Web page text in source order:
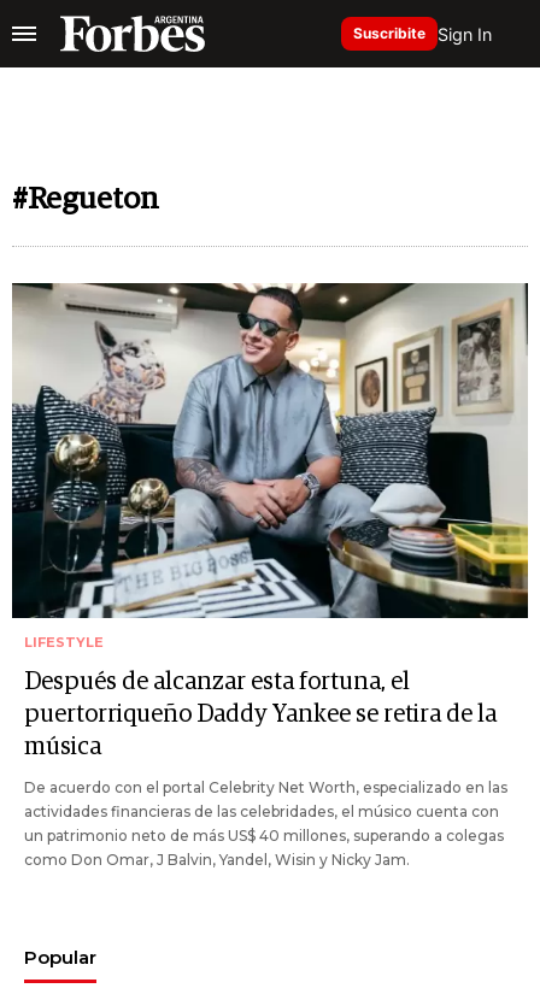
Suscribite Sign In
#Regueton
LIFESTYLE
Después de alcanzar esta fortuna, el
puertorriqueño Daddy Yankee se retira de la
música
De acuerdo con el portal Celebrity Net Worth, especializado en las
actividades financieras de las celebridades, el músico cuenta con
un patrimonio neto de más US$ 40 millones, superando a colegas
como Don Omar, J Balvin, Yandel, Wisin y Nicky Jam.
Popular